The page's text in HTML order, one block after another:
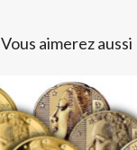
Vous aimerez aussi